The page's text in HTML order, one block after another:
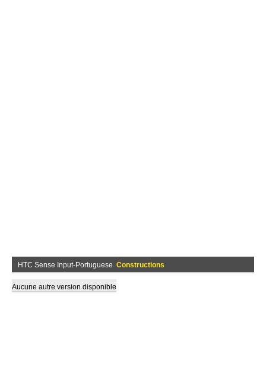
HTC Sense Input-Portuguese Constructions
Aucune autre version disponible